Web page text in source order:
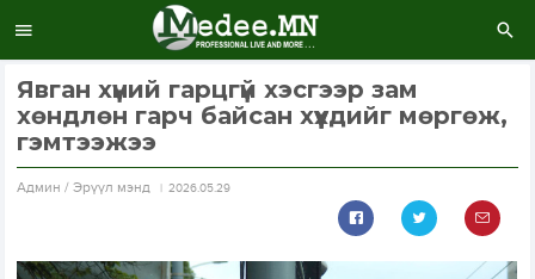
Явган хүний гарцгүй хэсгээр зам
хөндлөн гарч байсан хүүхдийг мөргөж,
гэмтээжээ
Aдмин / Эрүүл мэнд 2026.05.29